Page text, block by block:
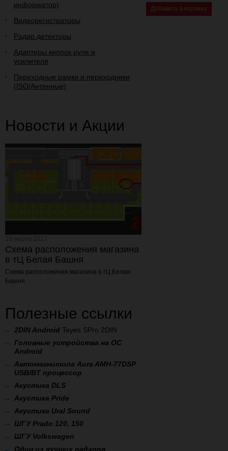
информатор)
Видеорегистраторы
Радар детекторы
Адаптеры кнопок руля и
усилителя
Переходные рамки и переходники
(ISO/Антенные)
Новости и Акции
Схема расположения магазина
в тЦ Белая Башня
Схема расположения магазина в тЦ Белая
Башня
Полезные ссылки
2DIN Android Teyes SPro 2DIN
Головные устройства на ОС
Android
Автомагнитола Aura AMH-77DSP
USB/BT процессор
Акустика DLS
Акустика Pride
Акустика Ural Sound
ШГУ Prado 120, 150
ШГУ Volkswagen
Один из лучших радаров
Добавить в корзину